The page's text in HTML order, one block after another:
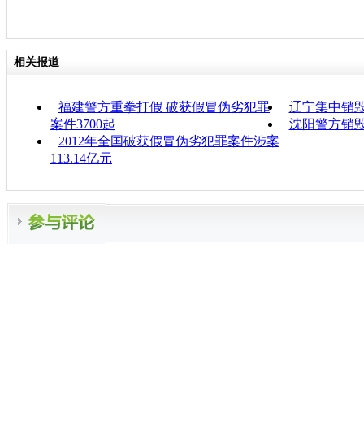
相关报道
福建警方重拳打假 破获假冒伪劣犯罪
案件3700起
辽宁集中销
沈阳警方销
2012年全国破获假冒伪劣犯罪案件涉案
113.14亿元